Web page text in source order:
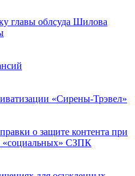
главы облсуда Шилова
«Сирены-Трэвел»
о защите контента при
«социальных» СЗПК